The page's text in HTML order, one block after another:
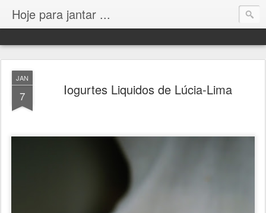
Hoje para jantar ...
JAN
7 Iogurtes Liquidos de Lúcia-Lima